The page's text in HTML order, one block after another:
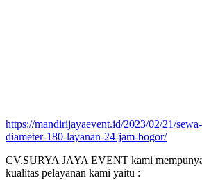
https://mandirijayaevent.id/2023/02/21/
diameter-180-layanan-24-jam-bogor/
CV.SURYA JAYA EVENT kami
kualitas pelayanan kami yaitu :